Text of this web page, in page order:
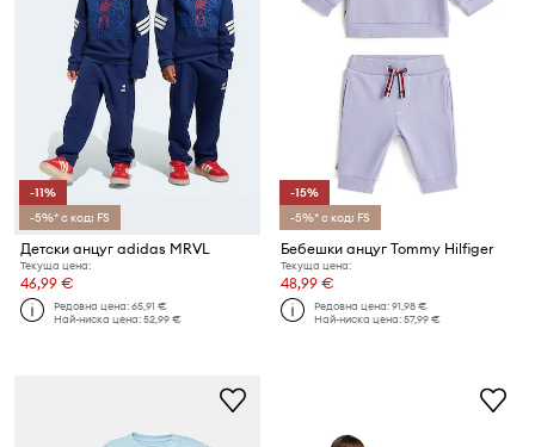
-11%
-5%* с код: FS
Детски анцуг adidas MRVL
Текуща цена:
46,99 €
Редовна цена:65,91 €
Най-ниска цена:52,99 €
-15%
-5%* с код: FS
Бебешки анцуг Tommy Hilfiger
Текуща цена:
48,99 €
Редовна цена:91,98 €
Най-ниска цена:57,99 €